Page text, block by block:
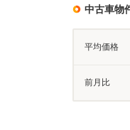
中古車物
平均価格
前月比